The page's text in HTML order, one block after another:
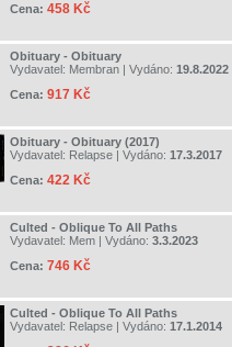
Cena: 458 Kč
Obituary - Obituary
Vydavatel: Membran | Vydáno: 19.8.2022
Cena: 917 Kč
Obituary - Obituary (2017)
Vydavatel: Relapse | Vydáno: 17.3.2017
Cena: 422 Kč
Culted - Oblique To All Paths
Vydavatel: Mem | Vydáno: 3.3.2023
Cena: 746 Kč
Culted - Oblique To All Paths
Vydavatel: Relapse | Vydáno: 17.1.2014